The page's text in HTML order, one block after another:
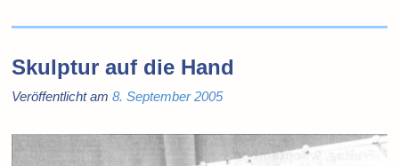
Skulptur auf die Hand
Veröffentlicht am8. September 2005